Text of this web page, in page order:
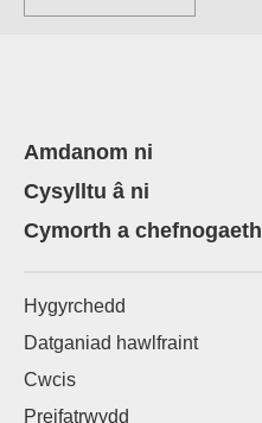
Amdanom ni
Cysylltu â ni
Cymorth a chefnogaeth
Hygyrchedd
Datganiad hawlfraint
Cwcis
Preifatrwydd